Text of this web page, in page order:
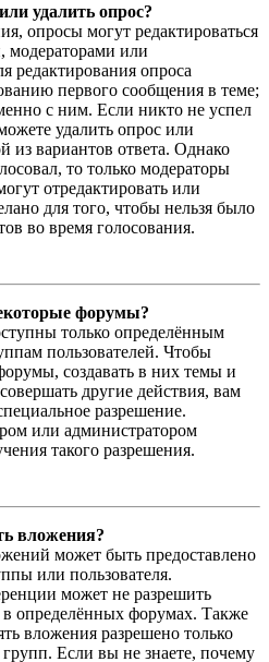
удалить опрос?
опросы могут редактироваться
модераторами или
редактирования опроса
первого сообщения в теме;
с ним. Если никто не успел
удалить опрос или
из вариантов ответа. Однако
то только модераторы
отредактировать или
для того, чтобы нельзя было
во время голосования.
форумы?
только определённым
пользователей. Чтобы
создавать в них темы и
другие действия, вам
разрешение.
или администратором
такого разрешения.
вложения?
может быть предоставлено
или пользователя.
может не разрешить
определённых форумах. Также
вложения разрешено только
Если вы не знаете, почему